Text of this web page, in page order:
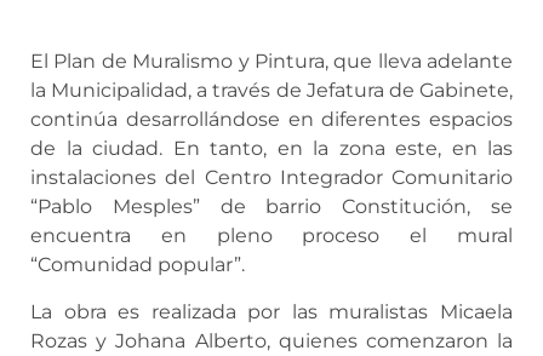
El Plan de Muralismo y Pintura, que lleva adelante
la Municipalidad, a través de Jefatura de Gabinete,
continúa desarrollándose en diferentes espacios
de la ciudad. En tanto, en la zona este, en las
instalaciones del Centro Integrador Comunitario
“Pablo Mesples” de barrio Constitución, se
encuentra en pleno proceso el mural
“Comunidad popular”.
La obra es realizada por las muralistas Micaela
Rozas y Johana Alberto, quienes comenzaron la